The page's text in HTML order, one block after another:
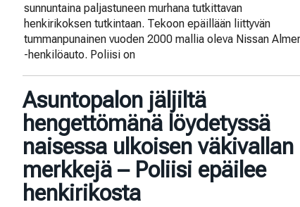
sunnuntaina paljastuneen murhana tutkittavan
henkirikoksen tutkintaan. Tekoon epäillään liittyvän
tummanpunainen vuoden 2000 mallia oleva Nissan
-henkilöauto. Poliisi on
Asuntopalon jäljiltä
hengettömänä löydetyssä
naisessa ulkoisen väkivallan
merkkejä – Poliisi epäilee
henkirikosta